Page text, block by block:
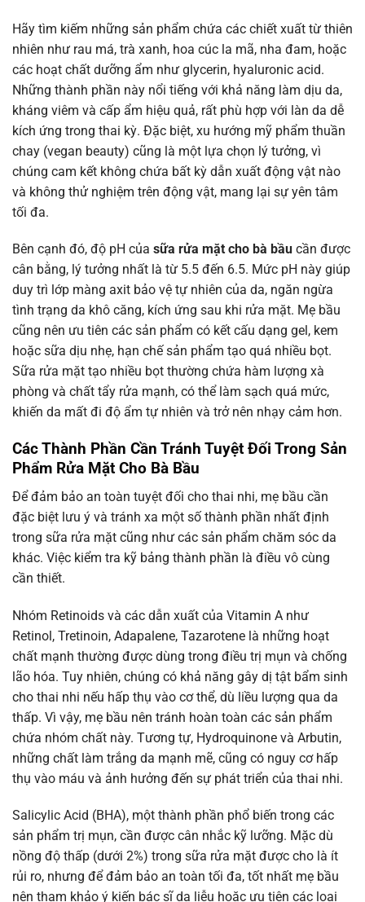
Hãy tìm kiếm những sản phẩm chứa các chiết xuất từ thiên
nhiên như rau má, trà xanh, hoa cúc la mã, nha đam, hoặc
các hoạt chất dưỡng ẩm như glycerin, hyaluronic acid.
Những thành phần này nổi tiếng với khả năng làm dịu da,
kháng viêm và cấp ẩm hiệu quả, rất phù hợp với làn da dễ
kích ứng trong thai kỳ. Đặc biệt, xu hướng mỹ phẩm thuần
chay (vegan beauty) cũng là một lựa chọn lý tưởng, vì
chúng cam kết không chứa bất kỳ dẫn xuất động vật nào
và không thử nghiệm trên động vật, mang lại sự yên tâm
tối đa.
Bên cạnh đó, độ pH của sữa rửa mặt cho bà bầu cần được
cân bằng, lý tưởng nhất là từ 5.5 đến 6.5. Mức pH này giúp
duy trì lớp màng axit bảo vệ tự nhiên của da, ngăn ngừa
tình trạng da khô căng, kích ứng sau khi rửa mặt. Mẹ bầu
cũng nên ưu tiên các sản phẩm có kết cấu dạng gel, kem
hoặc sữa dịu nhẹ, hạn chế sản phẩm tạo quá nhiều bọt.
Sữa rửa mặt tạo nhiều bọt thường chứa hàm lượng xà
phòng và chất tẩy rửa mạnh, có thể làm sạch quá mức,
khiến da mất đi độ ẩm tự nhiên và trở nên nhạy cảm hơn.
Các Thành Phần Cần Tránh Tuyệt Đối Trong Sản
Phẩm Rửa Mặt Cho Bà Bầu
Để đảm bảo an toàn tuyệt đối cho thai nhi, mẹ bầu cần
đặc biệt lưu ý và tránh xa một số thành phần nhất định
trong sữa rửa mặt cũng như các sản phẩm chăm sóc da
khác. Việc kiểm tra kỹ bảng thành phần là điều vô cùng
cần thiết.
Nhóm Retinoids và các dẫn xuất của Vitamin A như
Retinol, Tretinoin, Adapalene, Tazarotene là những hoạt
chất mạnh thường được dùng trong điều trị mụn và chống
lão hóa. Tuy nhiên, chúng có khả năng gây dị tật bẩm sinh
cho thai nhi nếu hấp thụ vào cơ thể, dù liều lượng qua da
thấp. Vì vậy, mẹ bầu nên tránh hoàn toàn các sản phẩm
chứa nhóm chất này. Tương tự, Hydroquinone và Arbutin,
những chất làm trắng da mạnh mẽ, cũng có nguy cơ hấp
thụ vào máu và ảnh hưởng đến sự phát triển của thai nhi.
Salicylic Acid (BHA), một thành phần phổ biến trong các
sản phẩm trị mụn, cần được cân nhắc kỹ lưỡng. Mặc dù
nồng độ thấp (dưới 2%) trong sữa rửa mặt được cho là ít
rủi ro, nhưng để đảm bảo an toàn tối đa, tốt nhất mẹ bầu
nên tham khảo ý kiến bác sĩ da liễu hoặc ưu tiên các loại